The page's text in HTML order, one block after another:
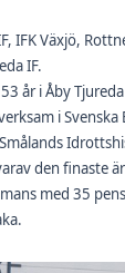
IFK Växjö,
IF.
år i Åby
i
den finaste
med 35